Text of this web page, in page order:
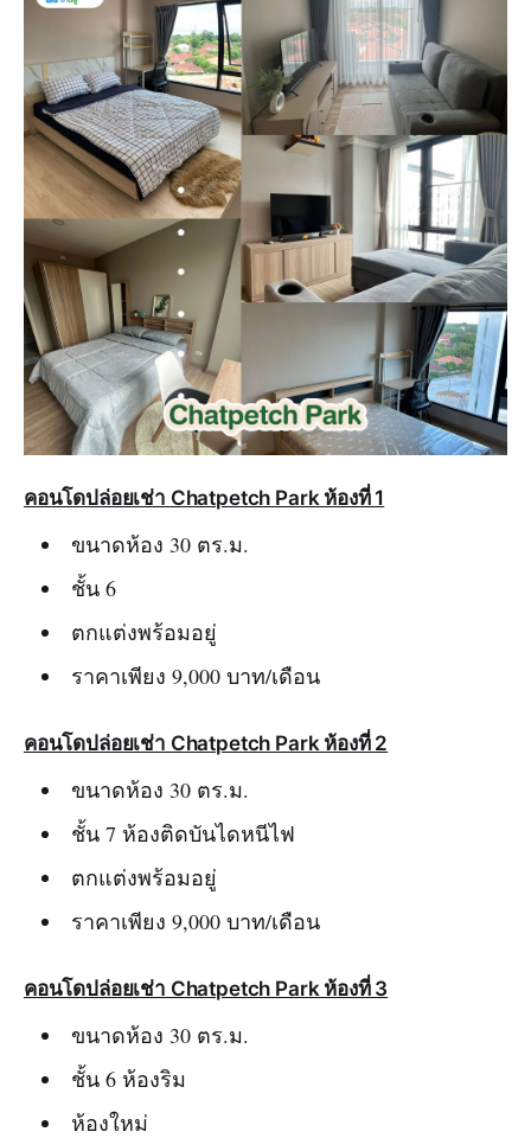
คอนโดปล่อยเช่า Chatpetch Park ห้องที่ 1
ขนาดห้อง 30 ตร.ม.
ชั้น 6
ตกแต่งพร้อมอยู่
ราคาเพียง 9,000 บาท/เดือน
คอนโดปล่อยเช่า Chatpetch Park ห้องที่ 2
ขนาดห้อง 30 ตร.ม.
ชั้น 7 ห้องติดบันไดหนีไฟ
ตกแต่งพร้อมอยู่
ราคาเพียง 9,000 บาท/เดือน
คอนโดปล่อยเช่า Chatpetch Park ห้องที่ 3
ขนาดห้อง 30 ตร.ม.
ชั้น 6 ห้องริม
ห้องใหม่